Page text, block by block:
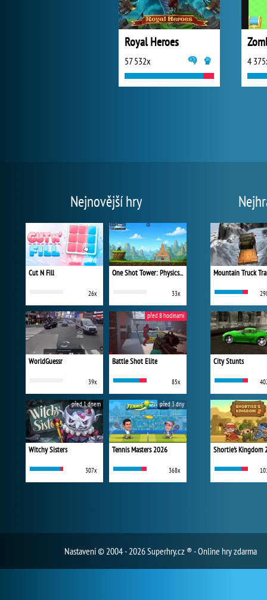
Royal Heroes
57 532x 4
Nejnovější hry
Cut N Fill
26x
One Shot Tower: Physics Destroyer
33x
WorldGuessr
39x
Battle Shot Elite
85x
před 8 hodinami
Witchy Sisters
307x
před 1 dnem
Tennis Masters 2026
368x
před 3 dny
Mountain Truck
City Stunts
Shortie's Kingdom
Nastavení© 2004 - 2026 Superhry.cz ® - Online hry zdarma